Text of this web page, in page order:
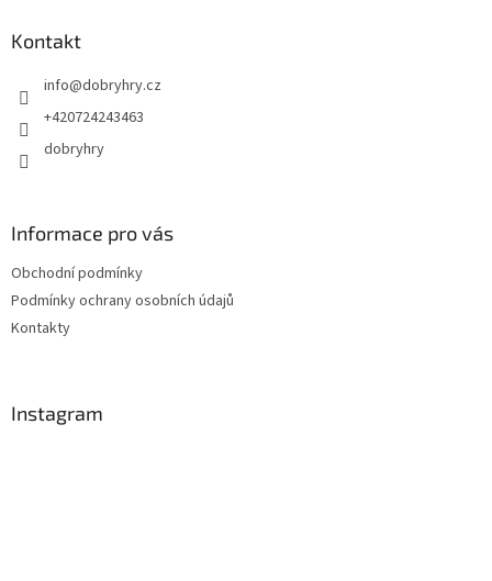
Kontakt
info@dobryhry.cz
+420724243463
dobryhry
Informace pro vás
Obchodní podmínky
Podmínky ochrany osobních údajů
Kontakty
Instagram